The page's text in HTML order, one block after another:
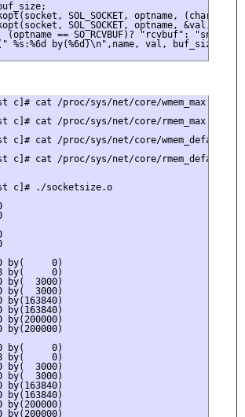
SOL_SOCKET, optname, (char
SOL_SOCKET, optname, &val,
(optname == SO_RCVBUF)? "rcvbuf": "sndbuf";
%s:%6d by(%6d)\n",name, val, buf_size);
c]# cat /proc/sys/net/core/wmem_max
c]# cat /proc/sys/net/core/rmem_max
c]# cat /proc/sys/net/core/wmem_default
c]# cat /proc/sys/net/core/rmem_default
c]# ./socketsize.o
by(     0)
by(     0)
by(  3000)
by(  3000)
by(163840)
by(163840)
by(200000)
by(200000)
by(     0)
by(     0)
by(  3000)
by(  3000)
by(163840)
by(163840)
by(200000)